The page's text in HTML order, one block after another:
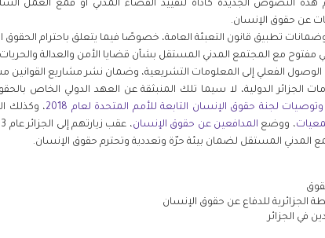
هذه النصوص الجديدة كأداة لتقييد الفضاء المدني أو قمع العمل
عن حقوق الإنسان.
تطبيق قانون التعبئة العامة، خصوصًا فيما يتعلق باحترام الحقوق
مفتوح مع المجتمع المدني المستقل بشأن قضايا الأمن والعدالة
الفعلي إلى المعلومات التشريعية، وضمان نشر مشاريع القوانين
الجزائر الدولية، لا سيما تلك المنبثقة عن العهد الدولي الخاص
وتوصيات لجنة حقوق الإنسان التابعة للأمم المتحدة لعام 2018
، وكذلك
، ووضع المدافعين عن حقوق الإنسان
المدني المستقل لضمان بيئة حرّة وتعددية وتحترم حقوق الإنسان.
الجزائرية للدفاع عن حقوق الإنسان
في الجزائر